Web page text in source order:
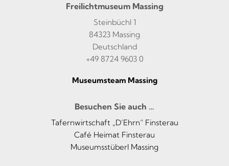
Freilichtmuseum Massing
Steinbüchl 1
84323 Massing
Deutschland
+49 8724 9603 0
Museumsteam Massing
Besuchen Sie auch …
Tafernwirtschaft „D’Ehrn“ Finsterau
Café Heimat Finsterau
Museumsstüberl Massing